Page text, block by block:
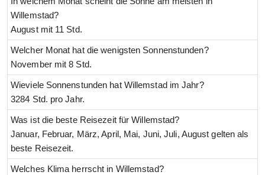
Willemstad?
August mit 11 Std.
Welcher Monat hat die wenigsten Sonnenstunden?
November mit 8 Std.
Wieviele Sonnenstunden hat Willemstad im Jahr?
3284 Std. pro Jahr.
Was ist die beste Reisezeit für Willemstad?
Januar, Februar, März, April, Mai, Juni, Juli, August gelten als
beste Reisezeit.
Welches Klima herrscht in Willemstad?